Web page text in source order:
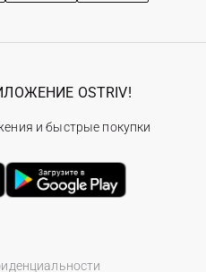
OSTRIV!
и быстрые покупки